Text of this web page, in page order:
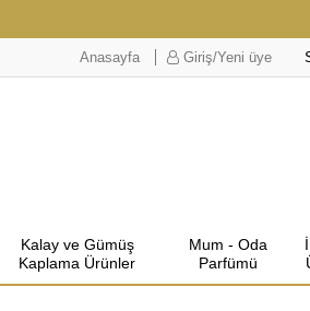
Anasayfa Giriş/Yeni üye
Kalay ve Gümüş
Kaplama Ürünler
Mum - Oda
Parfümü